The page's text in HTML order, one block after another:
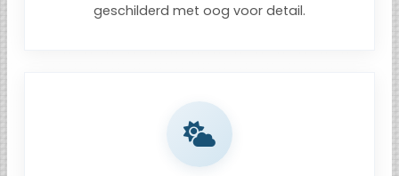
geschilderd met oog voor detail.